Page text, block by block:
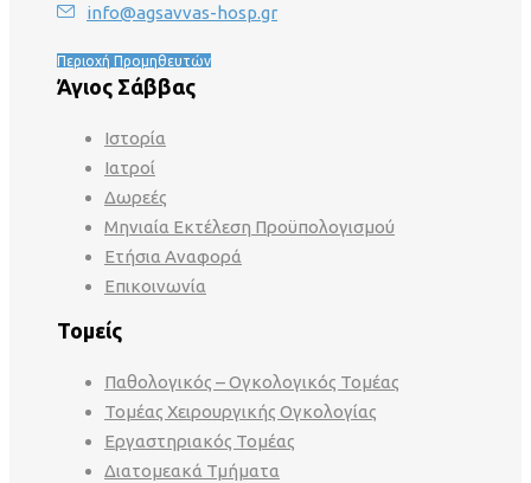
info@agsavvas-hosp.gr
Περιοχή Προμηθευτών
Άγιος Σάββας
Ιστορία
Ιατροί
Δωρεές
Μηνιαία Εκτέλεση Προϋπολογισμού
Ετήσια Αναφορά
Επικοινωνία
Τομείς
Παθολογικός – Ογκολογικός Τομέας
Τομέας Χειρουργικής Ογκολογίας
Εργαστηριακός Τομέας
Διατομεακά Τμήματα